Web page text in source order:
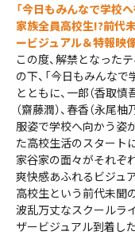
「今日もみんなで学校
家族全員高校生!?前代
ービジュアル＆特報映
この度、解禁となった
の下、「今日もみんなで
とともに、一郎（香取慎
（齋藤潤）、春香（永尾
服姿で学校へ向かう姿
た高校生活のスタート
家谷家の面々がそれぞ
爽快感あふれるビジュ
高校生という前代未聞
波乱万丈なスクールラ
ザービジュアル到着した